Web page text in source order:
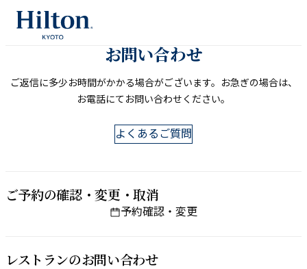
キ
お問い​合わせ
ご返信に​多少お時間が​かかる​場合が​ございます。​お急ぎの​場合は、​
お電話にてお問い​合わせください。
よくあるご質問
ご予約の​確認・変更・取消
予約確認・変更
レストランの​お問い​合わせ